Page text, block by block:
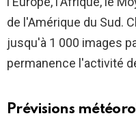
de l'Amérique du Sud.
jusqu'à 1 000 images
permanence l'activité
Prévisions